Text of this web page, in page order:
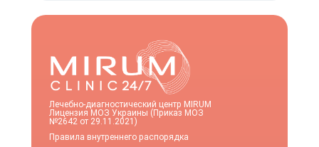
Лечебно-диагностический центр MIRUM
Лицензия МОЗ Украины (Приказ МОЗ
№2642 от 29.11.2021)
Правила внутреннего распорядка